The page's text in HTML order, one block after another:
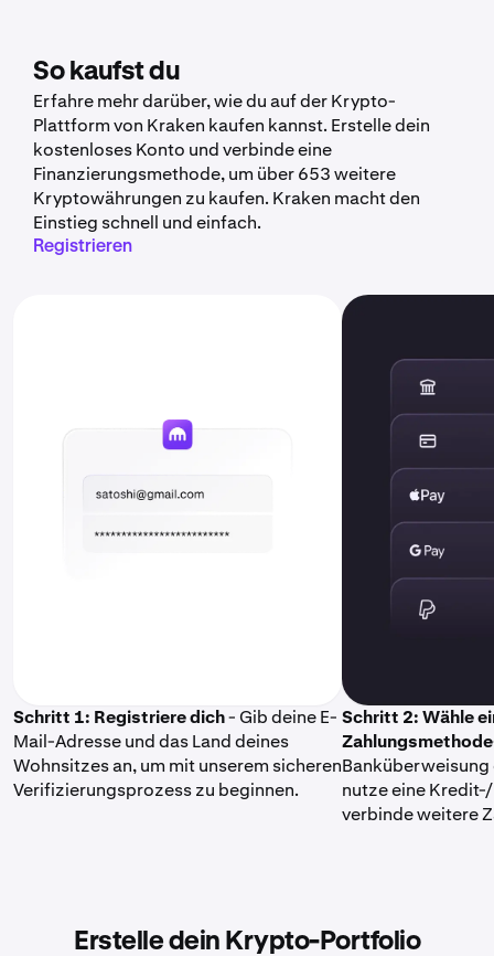
So kaufst du
Erfahre mehr darüber, wie du auf der Krypto-
Plattform von Kraken kaufen kannst. Erstelle dein
kostenloses Konto und verbinde eine
Finanzierungsmethode, um über 653 weitere
Kryptowährungen zu kaufen. Kraken macht den
Einstieg schnell und einfach.
Registrieren
Schritt 1: Registriere dich- Gib deine E-
Mail-Adresse und das Land deines
Wohnsitzes an, um mit unserem sicheren
Verifizierungsprozess zu beginnen.
Schritt 2: Wähle
Zahlungsmethode
Banküberweisung
nutze eine
verbinde weitere
Erstelle dein Krypto-Portfolio